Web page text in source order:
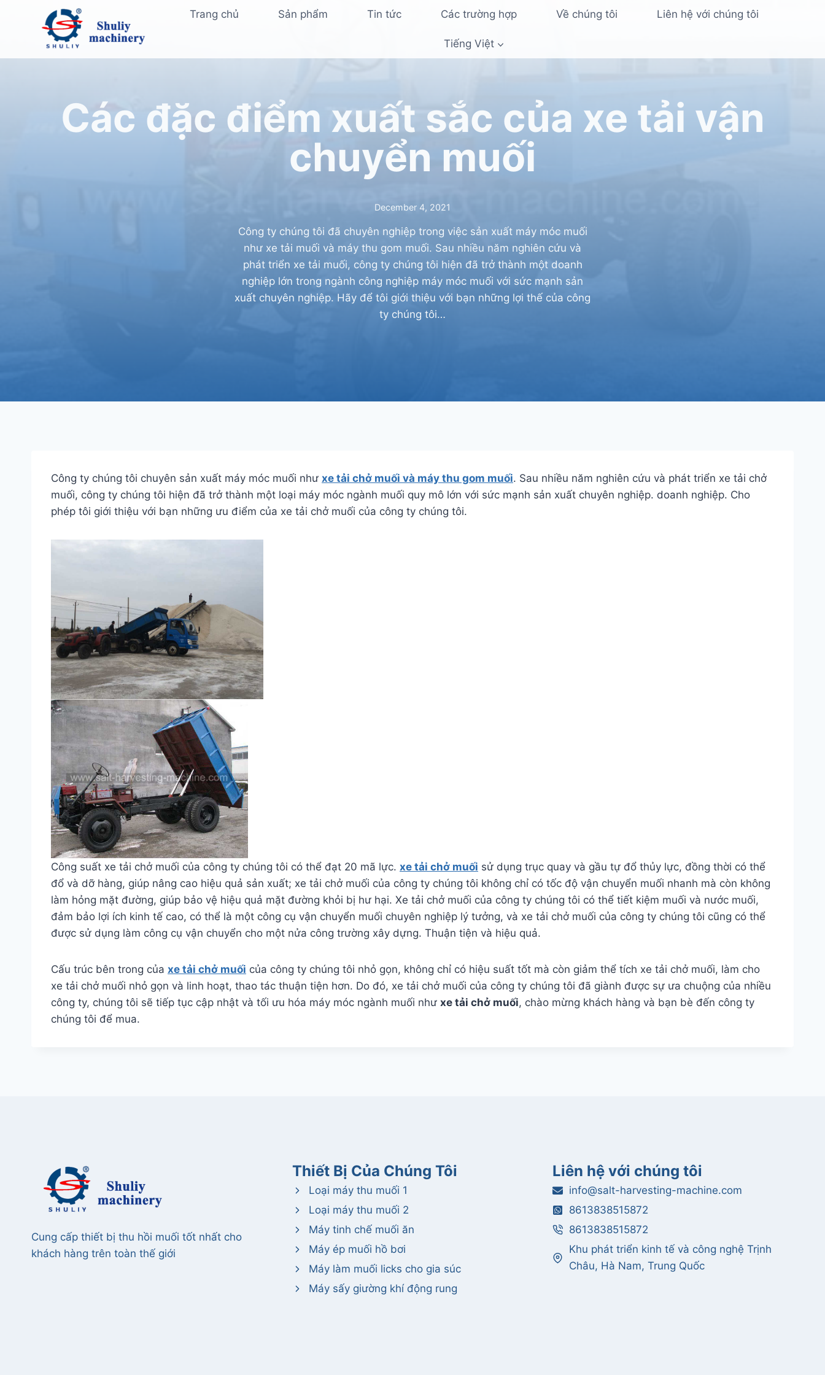
Trang chủ Sản phẩm Tin tức Các trường hợp Về chúng tôi Liên hệ với chúng tôi
Tiếng Việt
Các đặc điểm xuất sắc của xe tải vận
chuyển muối
December 4, 2021
Công ty chúng tôi đã chuyên nghiệp trong việc sản xuất máy móc muối
như xe tải muối và máy thu gom muối. Sau nhiều năm nghiên cứu và
phát triển xe tải muối, công ty chúng tôi hiện đã trở thành một doanh
nghiệp lớn trong ngành công nghiệp máy móc muối với sức mạnh sản
xuất chuyên nghiệp. Hãy để tôi giới thiệu với bạn những lợi thế của công
ty chúng tôi…
Công ty chúng tôi chuyên sản xuất máy móc muối như xe tải chở muối và máy thu gom muối. Sau nhiều năm nghiên cứu và phát triển xe tải chở
muối, công ty chúng tôi hiện đã trở thành một loại máy móc ngành muối quy mô lớn với sức mạnh sản xuất chuyên nghiệp. doanh nghiệp. Cho
phép tôi giới thiệu với bạn những ưu điểm của xe tải chở muối của công ty chúng tôi.
Công suất xe tải chở muối của công ty chúng tôi có thể đạt 20 mã lực. xe tải chở muối sử dụng trục quay và gầu tự đổ thủy lực, đồng thời có thể
đổ và dỡ hàng, giúp nâng cao hiệu quả sản xuất; xe tải chở muối của công ty chúng tôi không chỉ có tốc độ vận chuyển muối nhanh mà còn không
làm hỏng mặt đường, giúp bảo vệ hiệu quả mặt đường khỏi bị hư hại. Xe tải chở muối của công ty chúng tôi có thể tiết kiệm muối và nước muối,
đảm bảo lợi ích kinh tế cao, có thể là một công cụ vận chuyển muối chuyên nghiệp lý tưởng, và xe tải chở muối của công ty chúng tôi cũng có thể
được sử dụng làm công cụ vận chuyển cho một nửa công trường xây dựng. Thuận tiện và hiệu quả.
Cấu trúc bên trong của xe tải chở muối của công ty chúng tôi nhỏ gọn, không chỉ có hiệu suất tốt mà còn giảm thể tích xe tải chở muối, làm cho
xe tải chở muối nhỏ gọn và linh hoạt, thao tác thuận tiện hơn. Do đó, xe tải chở muối của công ty chúng tôi đã giành được sự ưa chuộng của nhiều
công ty, chúng tôi sẽ tiếp tục cập nhật và tối ưu hóa máy móc ngành muối như xe tải chở muối, chào mừng khách hàng và bạn bè đến công ty
chúng tôi để mua.
Cung cấp thiết bị thu hồi muối tốt nhất cho
khách hàng trên toàn thế giới
Thiết Bị Của Chúng Tôi
Loại máy thu muối 1
Loại máy thu muối 2
Máy tinh chế muối ăn
Máy ép muối hồ bơi
Máy làm muối licks cho gia súc
Máy sấy giường khí động rung
Liên hệ với chúng tôi
info@salt-harvesting-machine.com
8613838515872
8613838515872
Khu phát triển kinh tế và công nghệ Trịnh
Châu, Hà Nam, Trung Quốc